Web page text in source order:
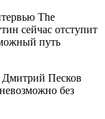
The
сейчас отступит
путь
Дмитрий Песков
без